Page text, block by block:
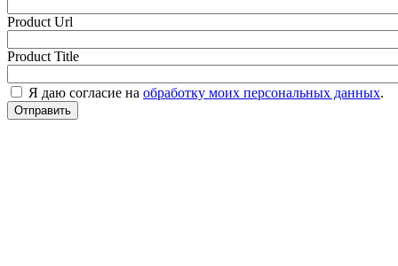
Product Url
Product Title
Я даю согласие на обработку моих персональных данных.
Отправить